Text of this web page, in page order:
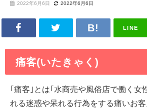
2022年6月6日 2022年6月6日
LINE
痛客(いたきゃく)
｢痛客｣とは｢水商売や風俗店で働く女
れる迷惑や呆れる行為をする痛いお